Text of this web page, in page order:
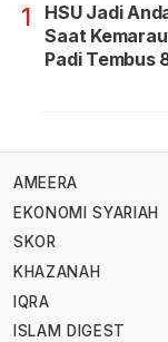
1
HSU Jadi
Saat
Padi Tembus
AMEERA
EKONOMI SYARIAH
SKOR
KHAZANAH
IQRA
ISLAM DIGEST